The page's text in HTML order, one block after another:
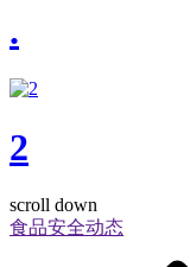
.
2
scroll down
食品安全动态